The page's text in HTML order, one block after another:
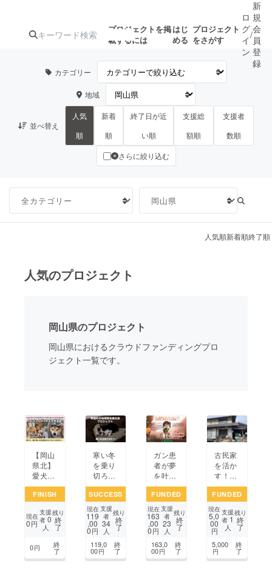
プロジェクトを掲
載するには
はじ
める
プロジェクト
をさがす
注目のリ
ターン
注目の新着プロ
ジェクト
募集終了が近いプ
ロジェクト
もうすぐ公開
されます
アート・写真
テクノロジー・ガジェット ゲーム・サ
CAMPFIRE for Social Good
CAMPFIREふるさと納税 machi-ya コミュニティ
ロ
グ
イ
ン
/
新
規
会
員
登
録
カテゴリー
地域
並べ替え
人気
順
新着
順
終了日が近
い順
支援総
額順
支援者
数順
さらに絞り込む
人気順新着順終了順
人気のプロジェクト
岡山県のプロジェクト
岡山県におけるクラウドファンディングプロ
ジェクト一覧です。
【岡山
県北】
愛犬と
一緒に
楽しめ
けがえ
のない
を多く
の人に
FINISH
現在
0円
支援
者0
人
残り
終
了
0円 終
了
寒い冬
を乗り
切ろ
う！奉
還町の
地域野
良猫支
援プロ
ジェク
ト
SUCCESS
現在
119
,00
0円
支援
者
34
人
残り
終
了
119,0
00円
終
了
ガン患
者が夢
を叶え
る力を
支える
クラウ
ドファ
ンディ
ング
FUNDED
現在
163
,00
0円
支援
者
23
人
残り
終
了
163,0
00円
終
了
古民家
を活か
す！体
験型カ
フェ開
業プロ
ジェク
ト
FUNDED
現在
5,0
00
円
支援
者1
人
残り
終
了
5,000
円
終
了